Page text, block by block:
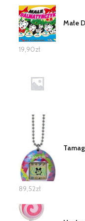
Małe
19,90zł
89,52zł